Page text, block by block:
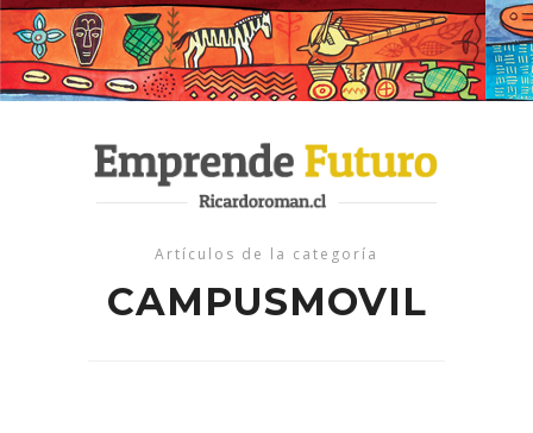
Artículos de la categoría
CAMPUSMOVIL